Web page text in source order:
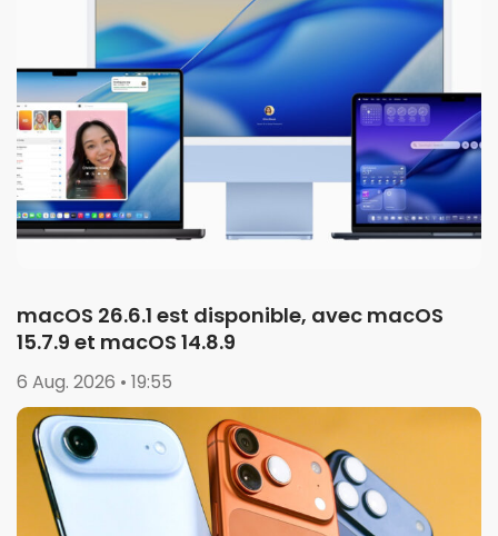
macOS 26.6.1 est disponible, avec macOS
15.7.9 et macOS 14.8.9
6 Aug. 2026 • 19:55